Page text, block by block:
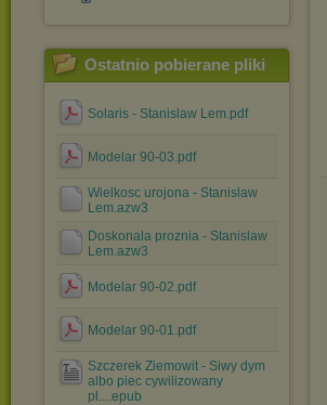
Ostatnio pobierane pliki
Solaris - Stanislaw Lem.pdf
Modelar 90-03.pdf
Wielkosc urojona - Stanislaw
Lem.azw3
Doskonala proznia - Stanislaw
Lem.azw3
Modelar 90-02.pdf
Modelar 90-01.pdf
Szczerek Ziemowit - Siwy dym
albo piec cywilizowany
pl....epub